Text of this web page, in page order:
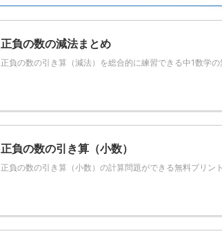
正負の数の減法まとめ
正負の数の引き算（減法）を総合的に練習できる中1数学
正負の数の引き算（小数）
正負の数の引き算（小数）の計算問題ができる無料プリン